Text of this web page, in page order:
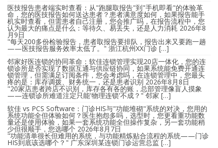
医技报告患者端实时查看：从"跑腿取报告"到"手机即看"的体验革
命，您的医技报告如何送达患者？患者满意度如何，如果报告能手
机实时查看，但需患者自己注册，您会推广吗，在报告流程中，您
认为最大的痛点是什么：等待久、易丢失，还是人力消耗 2026年8
月9日
"每天200多份检验报告，患者取报告要排队，报告出来又要跑一趟
——医技报告服务效率太低了。" 浙江杭州XX门诊 […]
邻家好医连锁的协同革命：软佳连锁管理实现20店一体化，您的连
锁诊所是否实现了数据互通与供应链协同，如果系统能免费开通连
锁管理，但需满足订阅条件，您会考虑吗，在连锁管理中，您最头
疼的是：库存调拨、财务统一，还是患者识别 2026年8月8日
"20家店患者跨店不识别，库存各有各的账，总部管理像盲人摸象
——连锁诊所难道注定只能'物理连锁'不成？" 邻家 […]
软佳 vs PCS Software：门诊HIS与"功能堆砌"系统的对决，您用的
系统功能全但体验如何？医生抱怨多吗，选型时，您更看重功能数
量还是使用体验，如果一套系统功能全但操作复杂，另一套功能稍
少但很顺手，您选哪个 2026年8月7日
"功能清单很长但难用的系统，与功能精炼贴合流程的系统——门诊
HIS到底该选哪个？" 广东深圳某连锁门诊运营总监 […]